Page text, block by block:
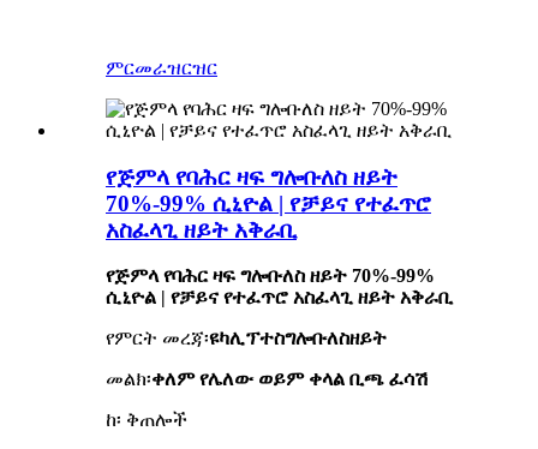
ምርመራዝርዝር
የጅምላ የባሕር ዛፍ ግሎቡለስ ዘይት
70%-99% ሲኒዮል | የቻይና የተፈጥሮ
አስፈላጊ ዘይት አቅራቢ
የጅምላ የባሕር ዛፍ ግሎቡለስ ዘይት 70%-99%
ሲኒዮል | የቻይና የተፈጥሮ አስፈላጊ ዘይት አቅራቢ
የምርት መረጃ፡ዩካሊፕተስግሎቡለስዘይት
መልክ፡ቀለም የሌለው ወይም ቀላል ቢጫ ፈሳሽ
ከ፡ ቅጠሎች